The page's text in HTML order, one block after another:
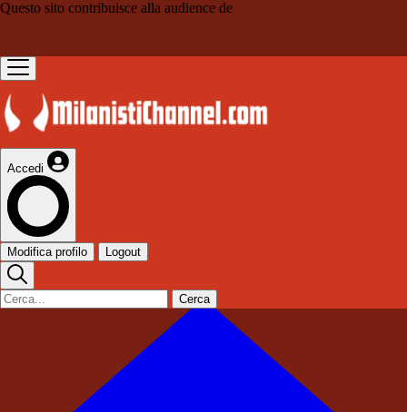
Questo sito contribuisce alla audience de
Accedi
Modifica profilo Logout
Cerca